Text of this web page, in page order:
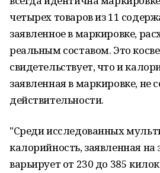
четырех товаров из 11
заявленное в маркировке,
реальным составом. Это
свидетельствует, что и
заявленная в маркировке, не
действительности.
"Среди исследованных
калорийность, заявленная на
варьирует от 230 до 385